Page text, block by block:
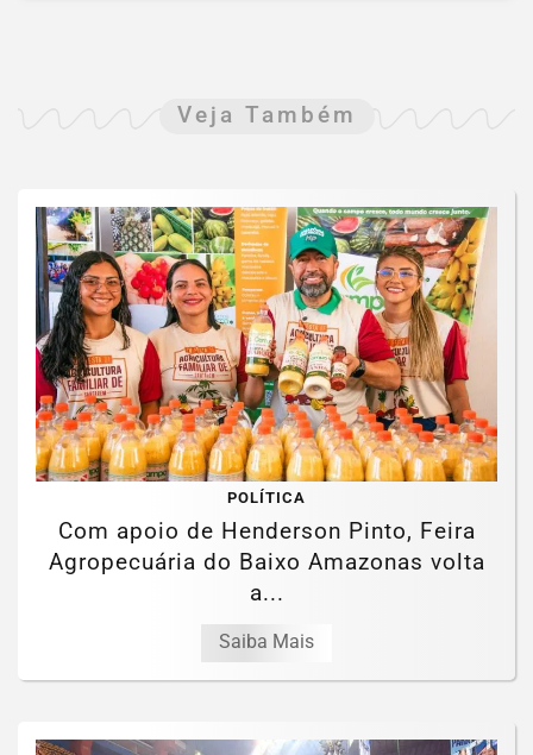
Veja Também
POLÍTICA
Com apoio de Henderson Pinto, Feira
Agropecuária do Baixo Amazonas volta
a...
Saiba Mais